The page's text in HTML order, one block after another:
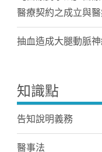
醫療契約之成立與
抽血造成大腿動脈神
知識點
告知說明義務
醫事法